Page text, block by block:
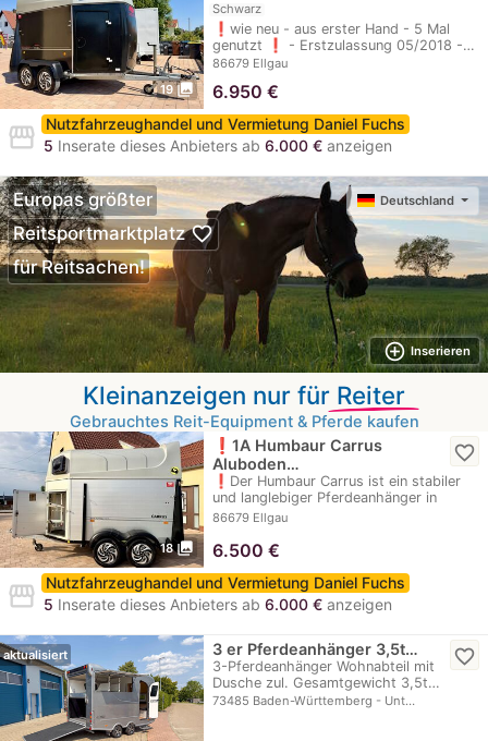
19 photo_library
Schwarz
❗️wie neu - aus erster Hand - 5 Mal
genutzt ❗️ - Erstzulassung 05/2018 -…
86679 Ellgau
6.950 €
storefront
Nutzfahrzeughandel und Vermietung Daniel Fuchs
5 Inserate dieses Anbieters ab 6.000 € anzeigen
Deutschland
Europas größter
Reitsportmarktplatz favorite_border
für Reitsachen!
add_circle_outline Inserieren
Kleinanzeigen nur für Reiter
Gebrauchtes Reit-Equipment & Pferde kaufen
18 photo_library
❗️1A Humbaur Carrus
Aluboden…
❗️Der Humbaur Carrus ist ein stabiler
und langlebiger Pferdeanhänger in
Vollaluminium…
86679 Ellgau
favorite_border
6.500 €
storefront
Nutzfahrzeughandel und Vermietung Daniel Fuchs
5 Inserate dieses Anbieters ab 6.000 € anzeigen
aktualisiert 3 er Pferdeanhänger 3,5t…
3-Pferdeanhänger Wohnabteil mit
Dusche zul. Gesamtgewicht 3,5t…
73485 Baden-Württemberg - Unt…
favorite_border